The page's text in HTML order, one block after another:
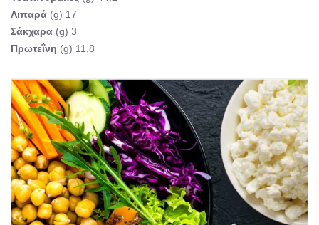
Λιπαρά (g) 17
Σάκχαρα (g) 3
Πρωτεΐνη (g) 11,8